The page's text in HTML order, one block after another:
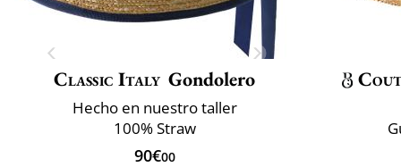
Classic Italy Gondolero
Hecho en nuestro taller
100% Straw
90€00